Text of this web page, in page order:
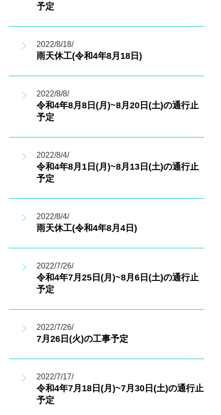
予定
2022/8/18/
雨天休工(令和4年8月18日)
2022/8/8/
令和4年8月8日(月)~8月20日(土)の通行止
予定
2022/8/4/
令和4年8月1日(月)~8月13日(土)の通行止
予定
2022/8/4/
雨天休工(令和4年8月4日)
2022/7/26/
令和4年7月25日(月)~8月6日(土)の通行止
予定
2022/7/26/
7月26日(火)の工事予定
2022/7/17/
令和4年7月18日(月)~7月30日(土)の通行止
予定